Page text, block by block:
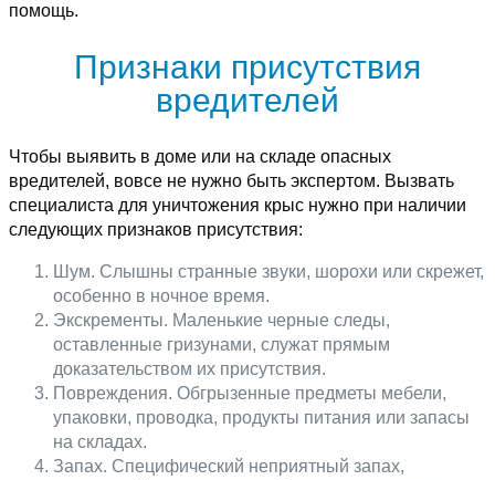
помощь.
Признаки присутствия
вредителей
Чтобы выявить в доме или на складе опасных
вредителей, вовсе не нужно быть экспертом. Вызвать
специалиста для уничтожения крыс нужно при наличии
следующих признаков присутствия:
Шум. Слышны странные звуки, шорохи или скрежет,
особенно в ночное время.
Экскременты. Маленькие черные следы,
оставленные гризунами, служат прямым
доказательством их присутствия.
Повреждения. Обгрызенные предметы мебели,
упаковки, проводка, продукты питания или запасы
на складах.
Запах. Специфический неприятный запах,